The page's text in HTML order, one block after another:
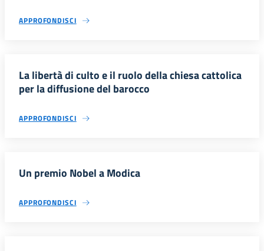
APPROFONDISCI
La libertà di culto e il ruolo della chiesa cattolica
per la diffusione del barocco
APPROFONDISCI
Un premio Nobel a Modica
APPROFONDISCI